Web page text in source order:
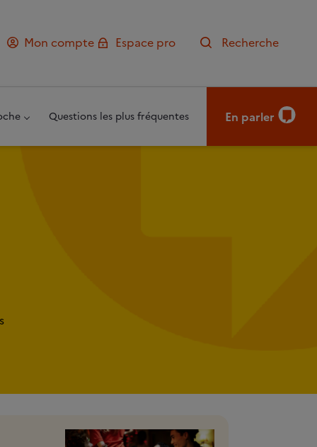
Mon compte
Espace pro Recherche
Questions les plus fréquentes En parler